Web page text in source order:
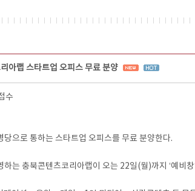
아랩 스타트업 오피스 무료 분양
수
으로 통하는 스타트업 오피스를 무료 분양한다.
는 충북콘텐츠코리아랩이 오는 22일(월)까지 ‘예비